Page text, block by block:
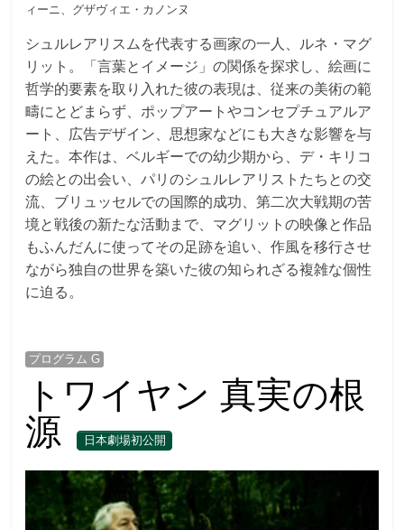
ィーニ、グザヴィエ・カノンヌ
シュルレアリスムを代表する画家の一人、ルネ・マグ
リット。「言葉とイメージ」の関係を探求し、絵画に
哲学的要素を取り入れた彼の表現は、従来の美術の範
疇にとどまらず、ポップアートやコンセプチュアルア
ート、広告デザイン、思想家などにも大きな影響を与
えた。本作は、ベルギーでの幼少期から、デ・キリコ
の絵との出会い、パリのシュルレアリストたちとの交
流、ブリュッセルでの国際的成功、第二次大戦期の苦
境と戦後の新たな活動まで、マグリットの映像と作品
もふんだんに使ってその足跡を追い、作風を移行させ
ながら独自の世界を築いた彼の知られざる複雑な個性
に迫る。
プログラム G
トワイヤン 真実の根
源
日本劇場初公開